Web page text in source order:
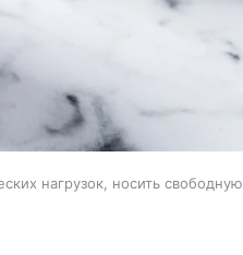
нагрузок, носить свободную